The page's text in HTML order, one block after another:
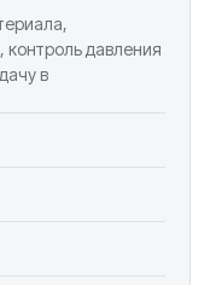
давления
в